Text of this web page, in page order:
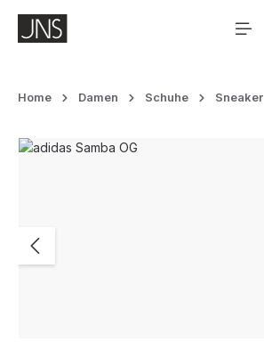
Zum Hauptinhalt springen
Home Damen Schuhe Sneaker
Bildergalerie überspringen